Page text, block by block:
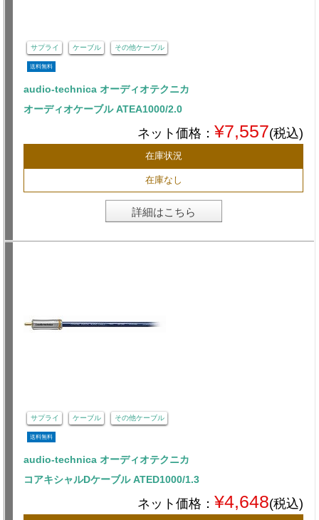
サプライ ケーブル その他ケーブル
送料無料
audio-technica オーディオテクニカ
オーディオケーブル ATEA1000/2.0
ネット価格： ¥7,557(税込)
在庫状況
在庫なし
詳細はこちら
サプライ ケーブル その他ケーブル
送料無料
audio-technica オーディオテクニカ
コアキシャルDケーブル ATED1000/1.3
ネット価格： ¥4,648(税込)